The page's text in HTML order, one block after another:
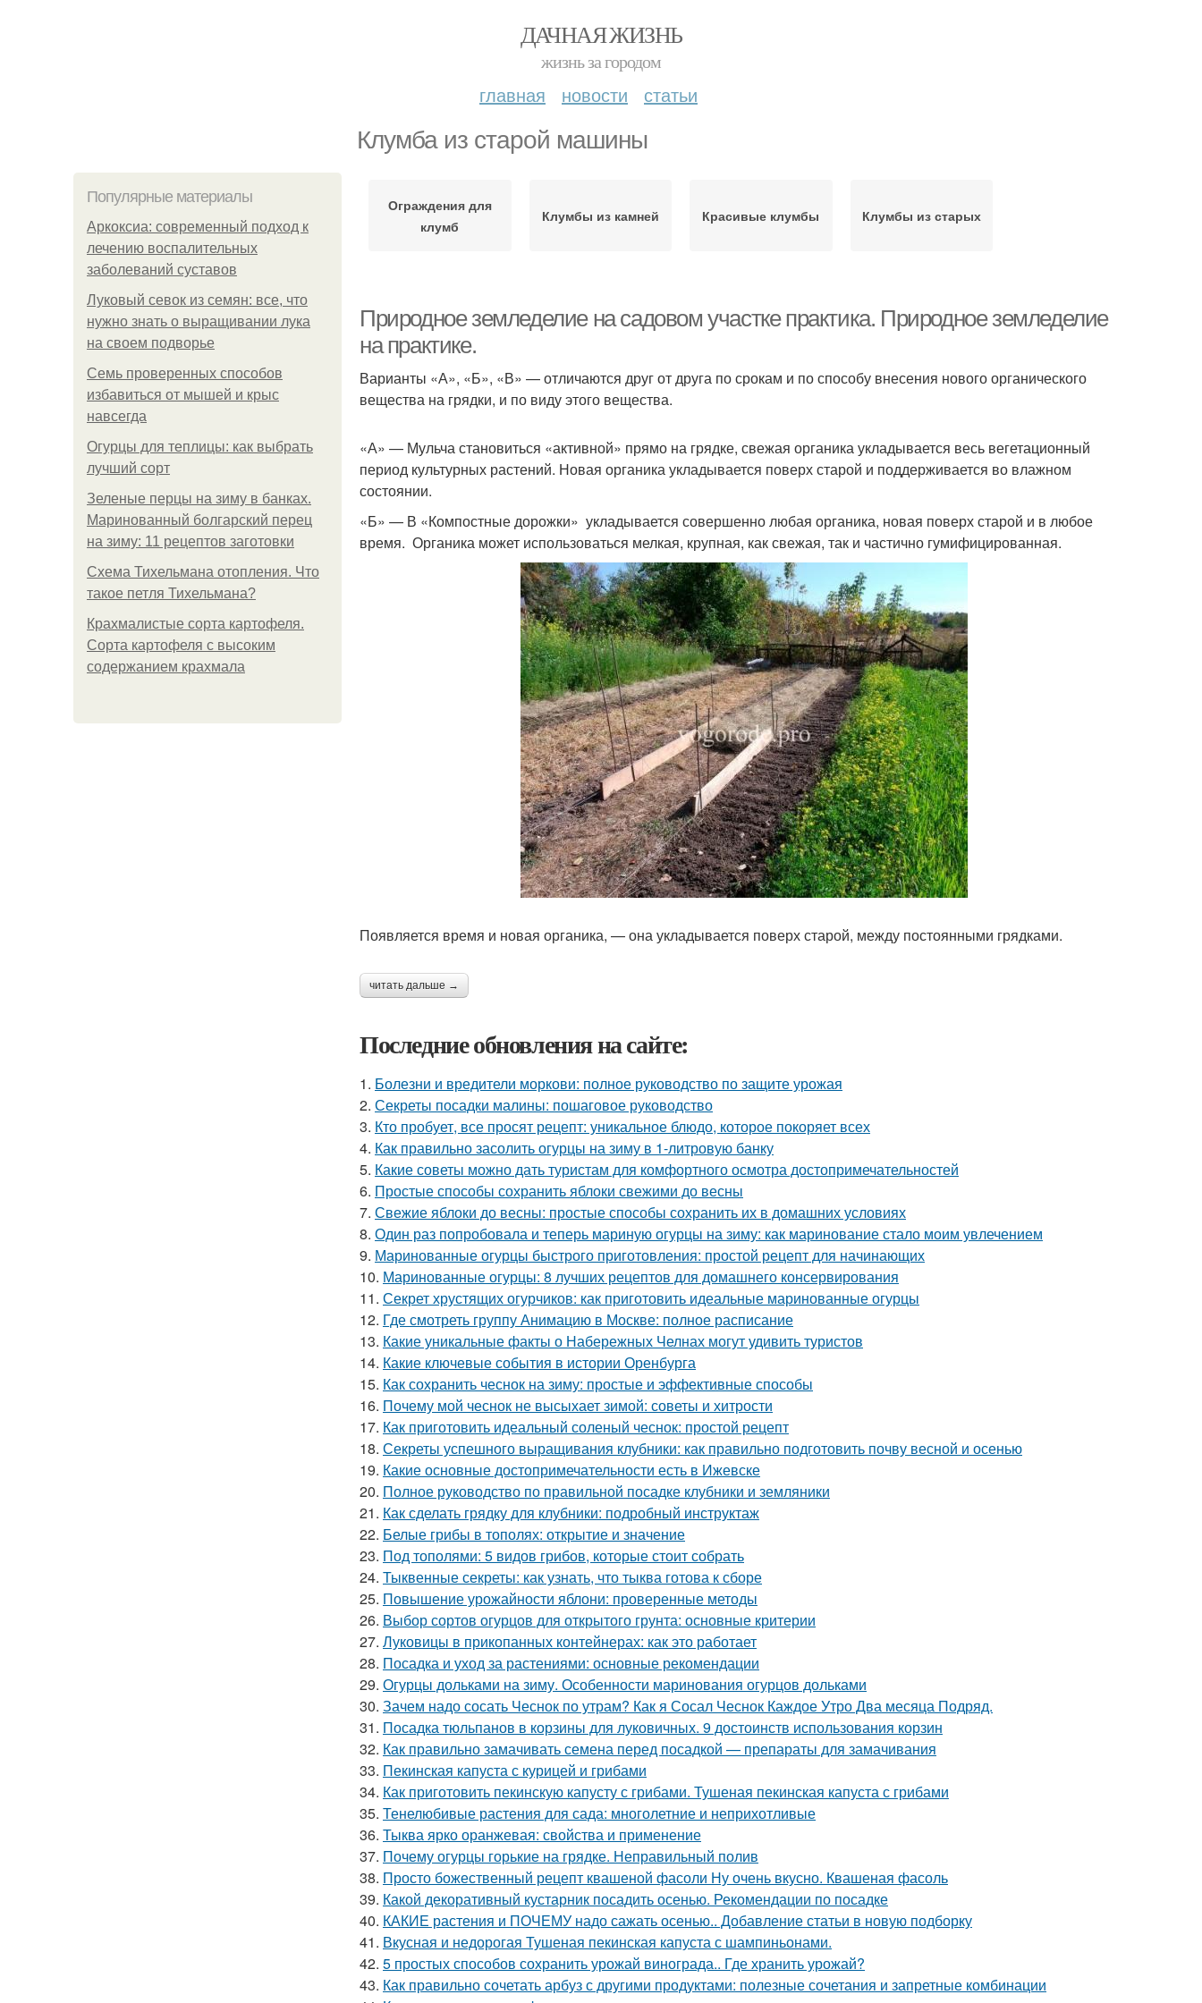
ДАЧНАЯ ЖИЗНЬ
жизнь за городом
главная новости статьи
Клумба из старой машины
Популярные материалы
Аркоксиа: современный подход к
лечению воспалительных
заболеваний суставов
Луковый севок из семян: все, что
нужно знать о выращивании лука
на своем подворье
Семь проверенных способов
избавиться от мышей и крыс
навсегда
Огурцы для теплицы: как выбрать
лучший сорт
Зеленые перцы на зиму в банках.
Маринованный болгарский перец
на зиму: 11 рецептов заготовки
Схема Тихельмана отопления. Что
такое петля Тихельмана?
Крахмалистые сорта картофеля.
Сорта картофеля с высоким
содержанием крахмала
Ограждения для
клумб
Клумбы из камней Красивые клумбы Клумбы из старых
Природное земледелие на садовом участке практика. Природное земледелие
на практике.
Варианты «А», «Б», «В» — отличаются друг от друга по срокам и по способу внесения нового органического
вещества на грядки, и по виду этого вещества.
«А» — Мульча становиться «активной» прямо на грядке, свежая органика укладывается весь вегетационный
период культурных растений. Новая органика укладывается поверх старой и поддерживается во влажном
состоянии.
«Б» — В «Компостные дорожки» укладывается совершенно любая органика, новая поверх старой и в любое
время. Органика может использоваться мелкая, крупная, как свежая, так и частично гумифицированная.
Появляется время и новая органика, — она укладывается поверх старой, между постоянными грядками.
читать дальше →
Последние обновления на сайте:
1. Болезни и вредители моркови: полное руководство по защите урожая
2. Секреты посадки малины: пошаговое руководство
3. Кто пробует, все просят рецепт: уникальное блюдо, которое покоряет всех
4. Как правильно засолить огурцы на зиму в 1-литровую банку
5. Какие советы можно дать туристам для комфортного осмотра достопримечательностей
6. Простые способы сохранить яблоки свежими до весны
7. Свежие яблоки до весны: простые способы сохранить их в домашних условиях
8. Один раз попробовала и теперь мариную огурцы на зиму: как маринование стало моим увлечением
9. Маринованные огурцы быстрого приготовления: простой рецепт для начинающих
10. Маринованные огурцы: 8 лучших рецептов для домашнего консервирования
11. Секрет хрустящих огурчиков: как приготовить идеальные маринованные огурцы
12. Где смотреть группу Анимацию в Москве: полное расписание
13. Какие уникальные факты о Набережных Челнах могут удивить туристов
14. Какие ключевые события в истории Оренбурга
15. Как сохранить чеснок на зиму: простые и эффективные способы
16. Почему мой чеснок не высыхает зимой: советы и хитрости
17. Как приготовить идеальный соленый чеснок: простой рецепт
18. Секреты успешного выращивания клубники: как правильно подготовить почву весной и осенью
19. Какие основные достопримечательности есть в Ижевске
20. Полное руководство по правильной посадке клубники и земляники
21. Как сделать грядку для клубники: подробный инструктаж
22. Белые грибы в тополях: открытие и значение
23. Под тополями: 5 видов грибов, которые стоит собрать
24. Тыквенные секреты: как узнать, что тыква готова к сборе
25. Повышение урожайности яблони: проверенные методы
26. Выбор сортов огурцов для открытого грунта: основные критерии
27. Луковицы в прикопанных контейнерах: как это работает
28. Посадка и уход за растениями: основные рекомендации
29. Огурцы дольками на зиму. Особенности маринования огурцов дольками
30. Зачем надо сосать Чеснок по утрам? Как я Сосал Чеснок Каждое Утро Два месяца Подряд.
31. Посадка тюльпанов в корзины для луковичных. 9 достоинств использования корзин
32. Как правильно замачивать семена перед посадкой — препараты для замачивания
33. Пекинская капуста с курицей и грибами
34. Как приготовить пекинскую капусту с грибами. Тушеная пекинская капуста с грибами
35. Тенелюбивые растения для сада: многолетние и неприхотливые
36. Тыква ярко оранжевая: свойства и применение
37. Почему огурцы горькие на грядке. Неправильный полив
38. Просто божественный рецепт квашеной фасоли Ну очень вкусно. Квашеная фасоль
39. Какой декоративный кустарник посадить осенью. Рекомендации по посадке
40. КАКИЕ растения и ПОЧЕМУ надо сажать осенью.. Добавление статьи в новую подборку
41. Вкусная и недорогая Тушеная пекинская капуста с шампиньонами.
42. 5 простых способов сохранить урожай винограда.. Где хранить урожай?
43. Как правильно сочетать арбуз с другими продуктами: полезные сочетания и запретные комбинации